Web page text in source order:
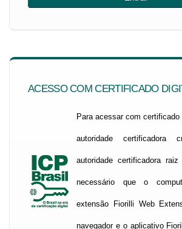
ACESSO COM CERTIFICADO
Para acessar com
autoridade certificadora
autoridade certificadora
necessário que o
extensão Fiorilli Web
navegador e o aplicativo